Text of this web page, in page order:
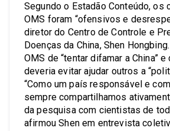
Segundo o Estadão Conteúdo, os
OMS foram “ofensivos e
diretor do Centro de Controle e
Doenças da China, Shen
OMS de “tentar difamar a China”
deveria evitar ajudar outros a
“Como um país responsável e
sempre compartilhamos
da pesquisa com cientistas de
afirmou Shen em entrevista